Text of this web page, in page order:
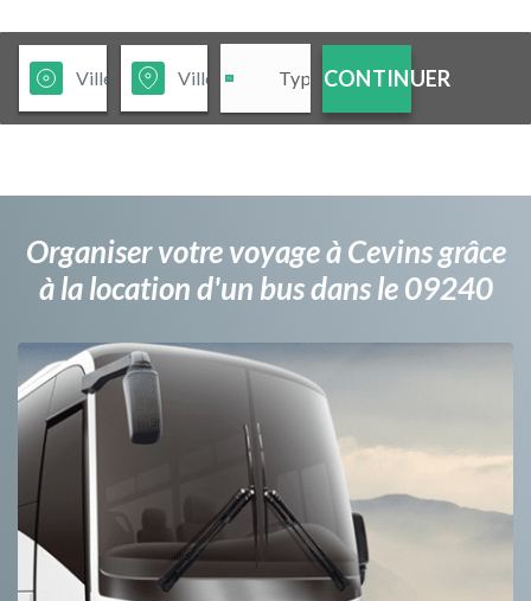
CONTINUER
Organiser votre voyage à Cevins grâce
à la location d'un bus dans le 09240